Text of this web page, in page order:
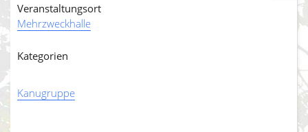
Veranstaltungsort
Mehrzweckhalle
Kategorien
Kanugruppe